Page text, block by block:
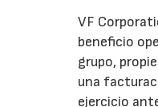
VF
beneficio
grupo,
una
ejercicio